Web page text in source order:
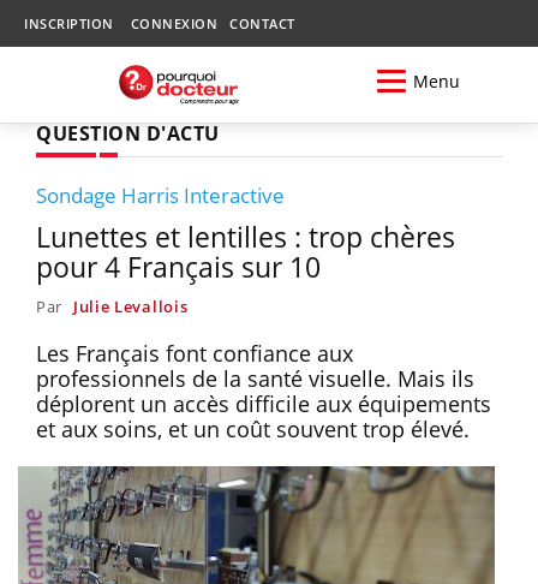
INSCRIPTION CONNEXION CONTACT
Menu
QUESTION D'ACTU
Sondage Harris Interactive
Lunettes et lentilles : trop chères
pour 4 Français sur 10
Par Julie Levallois
Les Français font confiance aux
professionnels de la santé visuelle. Mais ils
déplorent un accès difficile aux équipements
et aux soins, et un coût souvent trop élevé.